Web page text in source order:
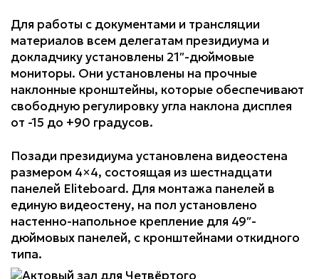
Для работы с документами и трансляции
материалов всем делегатам президиума и
докладчику установлены 21″-дюймовые
мониторы. Они установлены на прочные
наклонные кронштейны, которые обеспечивают
свободную регулировку угла наклона дисплея
от -15 до +90 градусов.
Позади президиума установлена видеостена
размером 4×4, состоящая из шестнадцати
панелей Eliteboard. Для монтажа панелей в
единую видеостену, на пол установлено
настенно-напольное крепление для 49″-
дюймовых панелей, с кронштейнами откидного
типа.